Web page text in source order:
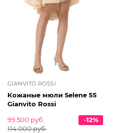
GIANVITO ROSSI
Кожаные мюли Selene 55
Gianvito Rossi
99 500 руб.
114 000 руб.
-12%